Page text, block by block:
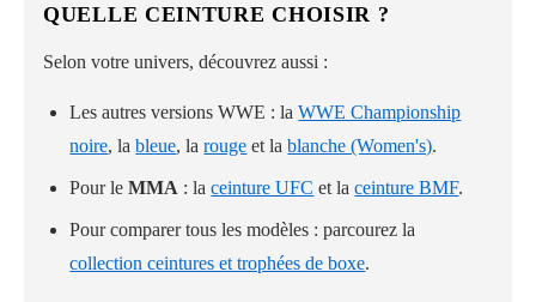
QUELLE CEINTURE CHOISIR ?
Selon votre univers, découvrez aussi :
Les autres versions WWE : laWWE Championship
noire, lableue, larouge et lablanche (Women's).
Pour leMMA : laceinture UFC et laceinture BMF.
Pour comparer tous les modèles : parcourez la
collection ceintures et trophées de boxe.